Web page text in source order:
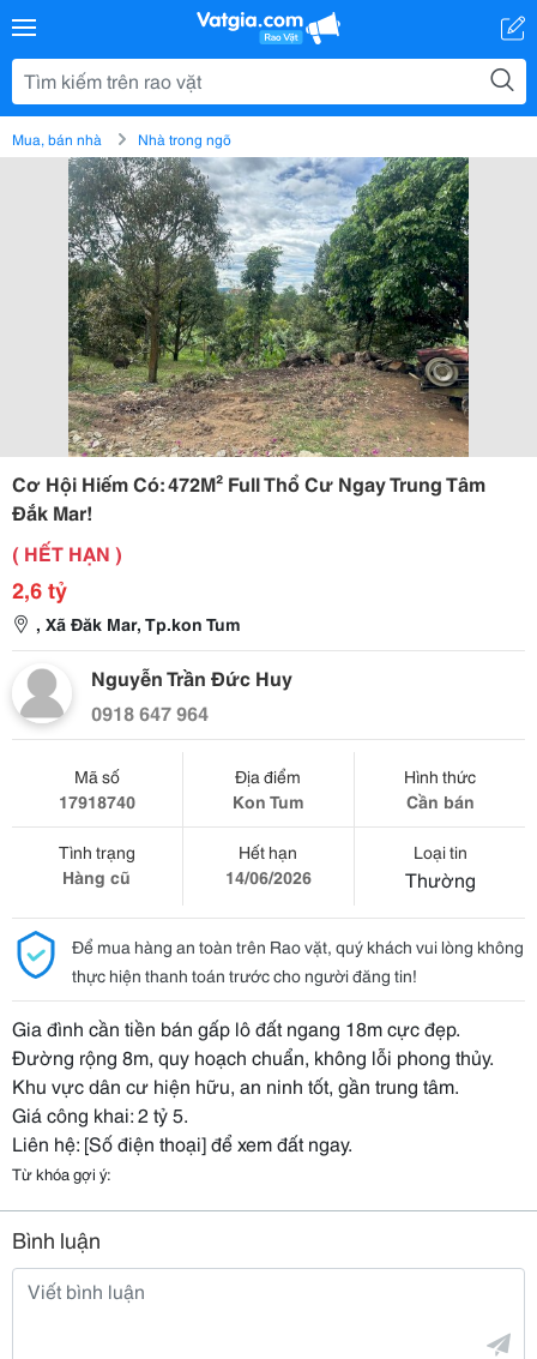
Mua, bán nhà Nhà trong ngõ
Cơ Hội Hiếm Có: 472M² Full Thổ Cư Ngay Trung Tâm
Đắk Mar!
( HẾT HẠN )
2,6 tỷ
, Xã Đăk Mar, Tp.kon Tum
Nguyễn Trần Đức Huy
0918 647 964
Mã số
17918740
Địa điểm
Kon Tum
Hình thức
Cần bán
Tình trạng
Hàng cũ
Hết hạn
14/06/2026
Loại tin
Thường
Để mua hàng an toàn trên Rao vặt, quý khách vui lòng không
thực hiện thanh toán trước cho người đăng tin!
Gia đình cần tiền bán gấp lô đất ngang 18m cực đẹp.
Đường rộng 8m, quy hoạch chuẩn, không lỗi phong thủy.
Khu vực dân cư hiện hữu, an ninh tốt, gần trung tâm.
Giá công khai: 2 tỷ 5.
Liên hệ: [Số điện thoại] để xem đất ngay.
Từ khóa gợi ý:
Bình luận